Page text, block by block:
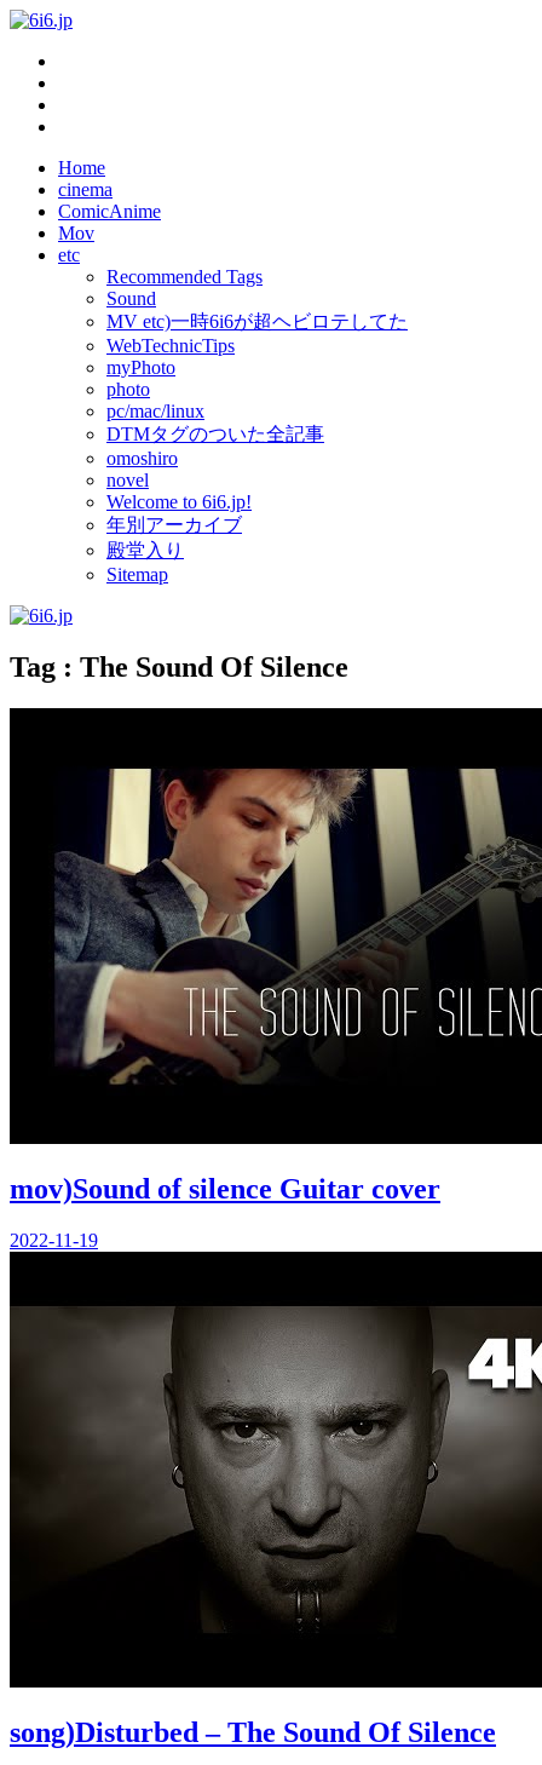
Home
cinema
ComicAnime
Mov
etc
Recommended Tags
Sound
MV etc)一時6i6が超ヘビロテしてた
WebTechnicTips
myPhoto
photo
pc/mac/linux
DTMタグのついた全記事
omoshiro
novel
Welcome to 6i6.jp!
年別アーカイブ
殿堂入り
Sitemap
Tag : The Sound Of Silence
mov)Sound of silence Guitar cover
2022-11-19
song)Disturbed – The Sound Of Silence